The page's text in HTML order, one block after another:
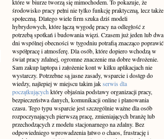
które w biurze tworzą się mimochodem. To pokazuje, że
środowisko pracy pełni nie tylko funkcję praktyczną, lecz także
społeczną. Dlatego wiele firm szuka dziś modeli
hybrydowych, które łączą wygodę pracy na odległość z
potrzebą spotkań i budowania więzi. Czasem już jeden lub dwa
dni wspólnej obecności w tygodniu potrafią znacząco poprawić
współpracę i atmosferę. Dla osób, które dopiero wchodzą w
świat pracy zdalnej, ogromne znaczenie ma dobre wdrożenie.
Sam zakup laptopa i założenie kont w kilku aplikacjach nie
wystarczy. Potrzebne są jasne zasady, wsparcie i dostęp do
wiedzy, najlepiej w miejscu takim jakserwis dla
początkujących który objaśnia podstawy organizacji pracy,
bezpieczeństwa danych, komunikacji online i planowania
czasu. Tego typu wsparcie jest szczególnie ważne dla osób
rozpoczynających pierwszą pracę, zmieniających branżę lub
przechodzących z modelu stacjonarnego na zdalny. Bez
odpowiedniego wprowadzenia łatwo o chaos, frustrację i